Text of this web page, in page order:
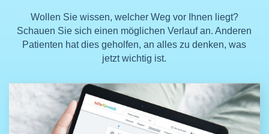
Wollen Sie wissen, welcher Weg vor Ihnen liegt?
Schauen Sie sich einen möglichen Verlauf an. Anderen
Patienten hat dies geholfen, an alles zu denken, was
jetzt wichtig ist.